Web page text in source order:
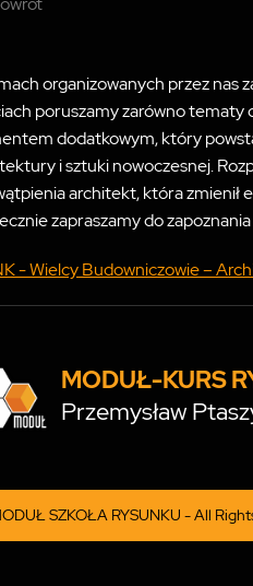
organizowanych przez nas
poruszamy zarówno tematy
dodatkowym, który
i sztuki nowoczesnej.
architekt, która
zapraszamy do
- Wielcy Budowniczowie –
MODUŁ-KURS
Przemysław
SZKOŁA RYSUNKU - All